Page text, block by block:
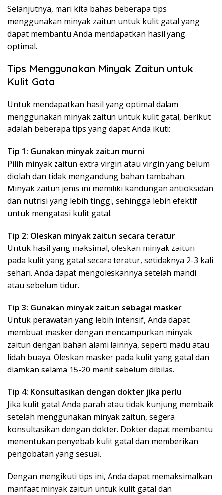
Selanjutnya, mari kita bahas beberapa tips
menggunakan minyak zaitun untuk kulit gatal yang
dapat membantu Anda mendapatkan hasil yang
optimal.
Tips Menggunakan Minyak Zaitun untuk
Kulit Gatal
Untuk mendapatkan hasil yang optimal dalam
menggunakan minyak zaitun untuk kulit gatal, berikut
adalah beberapa tips yang dapat Anda ikuti:
Tip 1: Gunakan minyak zaitun murni
Pilih minyak zaitun extra virgin atau virgin yang belum
diolah dan tidak mengandung bahan tambahan.
Minyak zaitun jenis ini memiliki kandungan antioksidan
dan nutrisi yang lebih tinggi, sehingga lebih efektif
untuk mengatasi kulit gatal.
Tip 2: Oleskan minyak zaitun secara teratur
Untuk hasil yang maksimal, oleskan minyak zaitun
pada kulit yang gatal secara teratur, setidaknya 2-3 kali
sehari. Anda dapat mengoleskannya setelah mandi
atau sebelum tidur.
Tip 3: Gunakan minyak zaitun sebagai masker
Untuk perawatan yang lebih intensif, Anda dapat
membuat masker dengan mencampurkan minyak
zaitun dengan bahan alami lainnya, seperti madu atau
lidah buaya. Oleskan masker pada kulit yang gatal dan
diamkan selama 15-20 menit sebelum dibilas.
Tip 4: Konsultasikan dengan dokter jika perlu
Jika kulit gatal Anda parah atau tidak kunjung membaik
setelah menggunakan minyak zaitun, segera
konsultasikan dengan dokter. Dokter dapat membantu
menentukan penyebab kulit gatal dan memberikan
pengobatan yang sesuai.
Dengan mengikuti tips ini, Anda dapat memaksimalkan
manfaat minyak zaitun untuk kulit gatal dan